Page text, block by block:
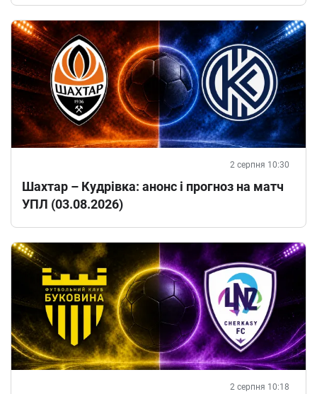
2 серпня 10:30
Шахтар – Кудрівка: анонс і прогноз на матч
УПЛ (03.08.2026)
2 серпня 10:18